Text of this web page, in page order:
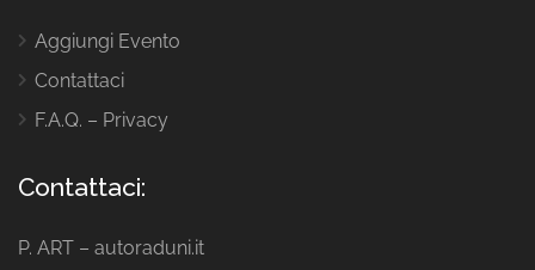
Aggiungi Evento
Contattaci
F.A.Q. – Privacy
Contattaci:
P. ART – autoraduni.it